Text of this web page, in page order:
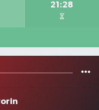
21:28